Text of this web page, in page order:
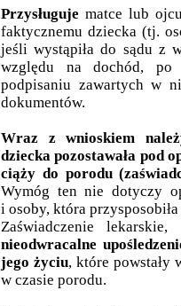
Przysługujematce lub
faktycznemu dziecka (tj.
jeśli wystąpiła do sądu z
względu na dochód, po
podpisaniu zawartych w
dokumentów.
Wraz z wnioskiem
dziecka pozostawała pod
ciąży do porodu
Wymóg ten nie dotyczy
i osoby, która
Zaświadczenie
nieodwracalne
jego życiu, które powstały
w czasie porodu.